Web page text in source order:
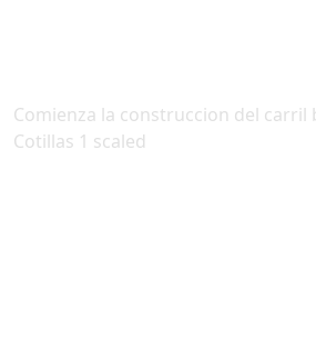
Comienza la construccion del carril
Cotillas 1 scaled